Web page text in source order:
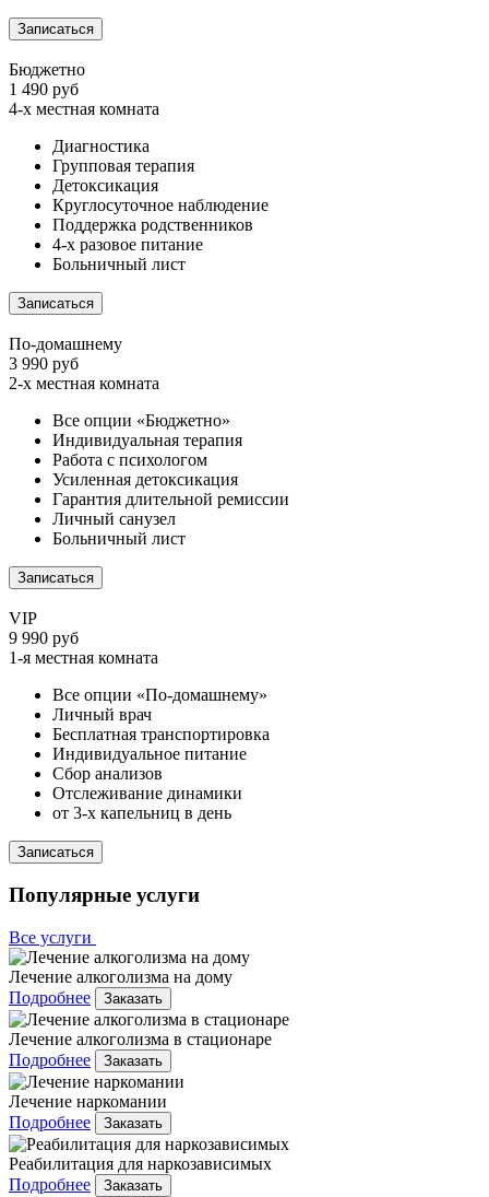
Записаться
Бюджетно
1 490 руб
4-х местная комната
Диагностика
Групповая терапия
Детоксикация
Круглосуточное наблюдение
Поддержка родственников
4-х разовое питание
Больничный лист
Записаться
По-домашнему
3 990 руб
2-х местная комната
Все опции «Бюджетно»
Индивидуальная терапия
Работа с психологом
Усиленная детоксикация
Гарантия длительной ремиссии
Личный санузел
Больничный лист
Записаться
VIP
9 990 руб
1-я местная комната
Все опции «По-домашнему»
Личный врач
Бесплатная транспортировка
Индивидуальное питание
Сбор анализов
Отслеживание динамики
от 3-х капельниц в день
Записаться
Популярные услуги
Все услуги
Лечение алкоголизма на дому
Подробнее
Заказать
Лечение алкоголизма в стационаре
Подробнее
Заказать
Лечение наркомании
Подробнее
Заказать
Реабилитация для наркозависимых
Подробнее
Заказать